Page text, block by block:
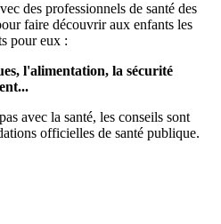
des professionnels de santé des
faire découvrir aux enfants les
pour eux :
l'alimentation, la sécurité
avec la santé, les conseils sont
officielles de santé publique.